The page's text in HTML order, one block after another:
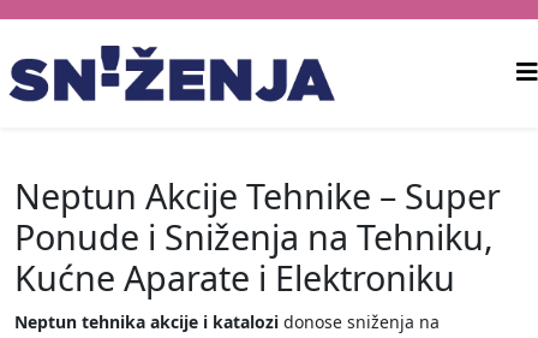
Neptun Akcije Tehnike – Super
Ponude i Sniženja na Tehniku,
Kućne Aparate i Elektroniku
Neptun tehnika akcije i katalozi donose sniženja na